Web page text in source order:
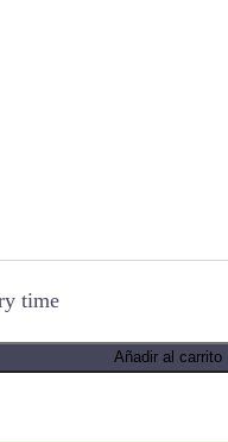
time
Añadir al carrito